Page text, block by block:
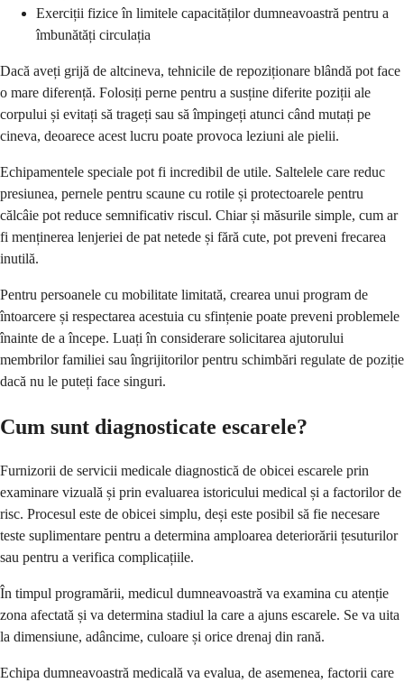
Exerciții fizice în limitele capacităților dumneavoastră pentru a
îmbunătăți circulația
Dacă aveți grijă de altcineva, tehnicile de repoziționare blândă pot face
o mare diferență. Folosiți perne pentru a susține diferite poziții ale
corpului și evitați să trageți sau să împingeți atunci când mutați pe
cineva, deoarece acest lucru poate provoca leziuni ale pielii.
Echipamentele speciale pot fi incredibil de utile. Saltelele care reduc
presiunea, pernele pentru scaune cu rotile și protectoarele pentru
călcâie pot reduce semnificativ riscul. Chiar și măsurile simple, cum ar
fi menținerea lenjeriei de pat netede și fără cute, pot preveni frecarea
inutilă.
Pentru persoanele cu mobilitate limitată, crearea unui program de
întoarcere și respectarea acestuia cu sfințenie poate preveni problemele
înainte de a începe. Luați în considerare solicitarea ajutorului
membrilor familiei sau îngrijitorilor pentru schimbări regulate de poziție
dacă nu le puteți face singuri.
Cum sunt diagnosticate escarele?
Furnizorii de servicii medicale diagnostică de obicei escarele prin
examinare vizuală și prin evaluarea istoricului medical și a factorilor de
risc. Procesul este de obicei simplu, deși este posibil să fie necesare
teste suplimentare pentru a determina amploarea deteriorării țesuturilor
sau pentru a verifica complicațiile.
În timpul programării, medicul dumneavoastră va examina cu atenție
zona afectată și va determina stadiul la care a ajuns escarele. Se va uita
la dimensiune, adâncime, culoare și orice drenaj din rană.
Echipa dumneavoastră medicală va evalua, de asemenea, factorii care